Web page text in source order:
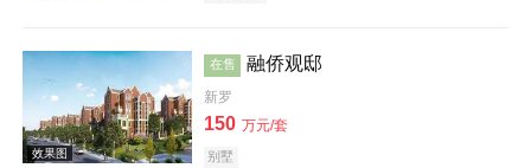
在售 融侨观邸
新罗
150 万元/套
别墅